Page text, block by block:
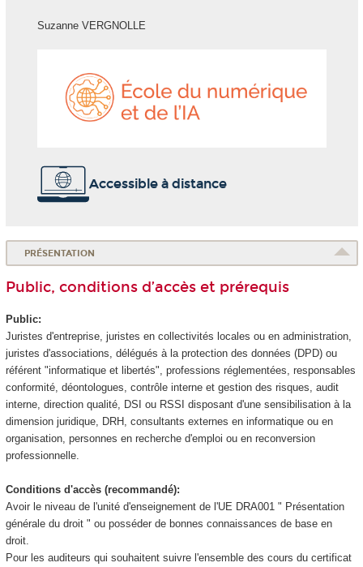
Suzanne VERGNOLLE
Accessible à distance
PRÉSENTATION
Public, conditions d’accès et prérequis
Public:
Juristes d'entreprise, juristes en collectivités locales ou en administration,
juristes d'associations, délégués à la protection des données (DPD) ou
référent "informatique et libertés", professions réglementées, responsables
conformité, déontologues, contrôle interne et gestion des risques, audit
interne, direction qualité, DSI ou RSSI disposant d'une sensibilisation à la
dimension juridique, DRH, consultants externes en informatique ou en
organisation, personnes en recherche d'emploi ou en reconversion
professionnelle.
Conditions d'accès (recommandé):
Avoir le niveau de l'unité d'enseignementde l'UE DRA001 " Présentation
générale du droit " ou posséder de bonnes connaissances de base en
droit.
Pour les auditeurs qui souhaitent suivre l'ensemble des cours du certificat